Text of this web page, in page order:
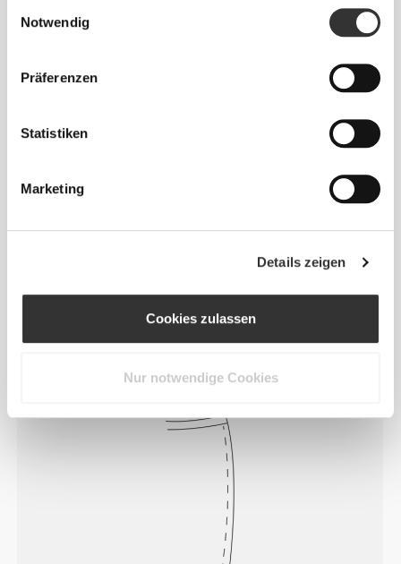
Notwendig
Präferenzen
Statistiken
Marketing
Details zeigen
Cookies zulassen
Nur notwendige Cookies
Eng
Fühle deinen Körper mit jeder
Normal